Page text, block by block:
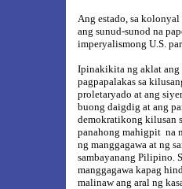
Ang estado, sa
ang sunud-sunod na
imperyalismong U.S.
Ipinakikita ng aklat ang
pagpapalakas sa
proletaryado at ang
buong daigdig at ang
demokratikong kilusan
panahong mahigpit na
ng manggagawa at ng
sambayanang Pilipino.
manggagawa kapag
malinaw ang aral ng